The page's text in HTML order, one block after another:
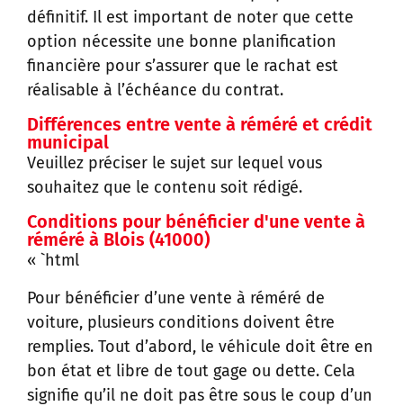
définitif. Il est important de noter que cette
option nécessite une bonne planification
financière pour s’assurer que le rachat est
réalisable à l’échéance du contrat.
Différences entre vente à réméré et crédit
municipal
Veuillez préciser le sujet sur lequel vous
souhaitez que le contenu soit rédigé.
Conditions pour bénéficier d'une vente à
réméré à Blois (41000)
« `html
Pour bénéficier d’une vente à réméré de
voiture, plusieurs conditions doivent être
remplies. Tout d’abord, le véhicule doit être en
bon état et libre de tout gage ou dette. Cela
signifie qu’il ne doit pas être sous le coup d’un